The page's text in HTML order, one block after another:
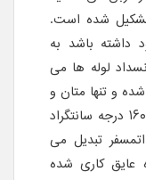
تشکیل شده است.
داشته باشد به
لوله ها می
و تنها متان و
اتان باقی می ماند. گاز باقی مانده تا ۱۶۰ درجه سانتگراد
تبدیل می
عایق کاری شده